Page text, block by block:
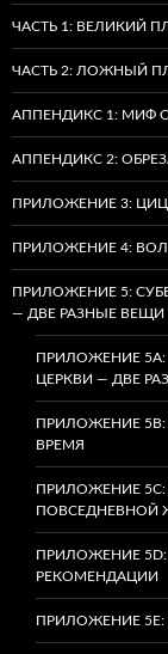
ЧАСТЬ 1: ВЕЛИКИЙ
ЧАСТЬ 2: ЛОЖНЫЙ
АППЕНДИКС 1: МИФ
АППЕНДИКС 2:
ПРИЛОЖЕНИЕ 3:
ПРИЛОЖЕНИЕ 4:
ПРИЛОЖЕНИЕ 5:
— ДВЕ РАЗНЫЕ ВЕЩИ
ПРИЛОЖЕНИЕ
ЦЕРКВИ — ДВЕ
ПРИЛОЖЕНИЕ
ВРЕМЯ
ПРИЛОЖЕНИЕ
ПОВСЕДНЕВНОЙ
ПРИЛОЖЕНИЕ
РЕКОМЕНДАЦИИ
ПРИЛОЖЕНИЕ